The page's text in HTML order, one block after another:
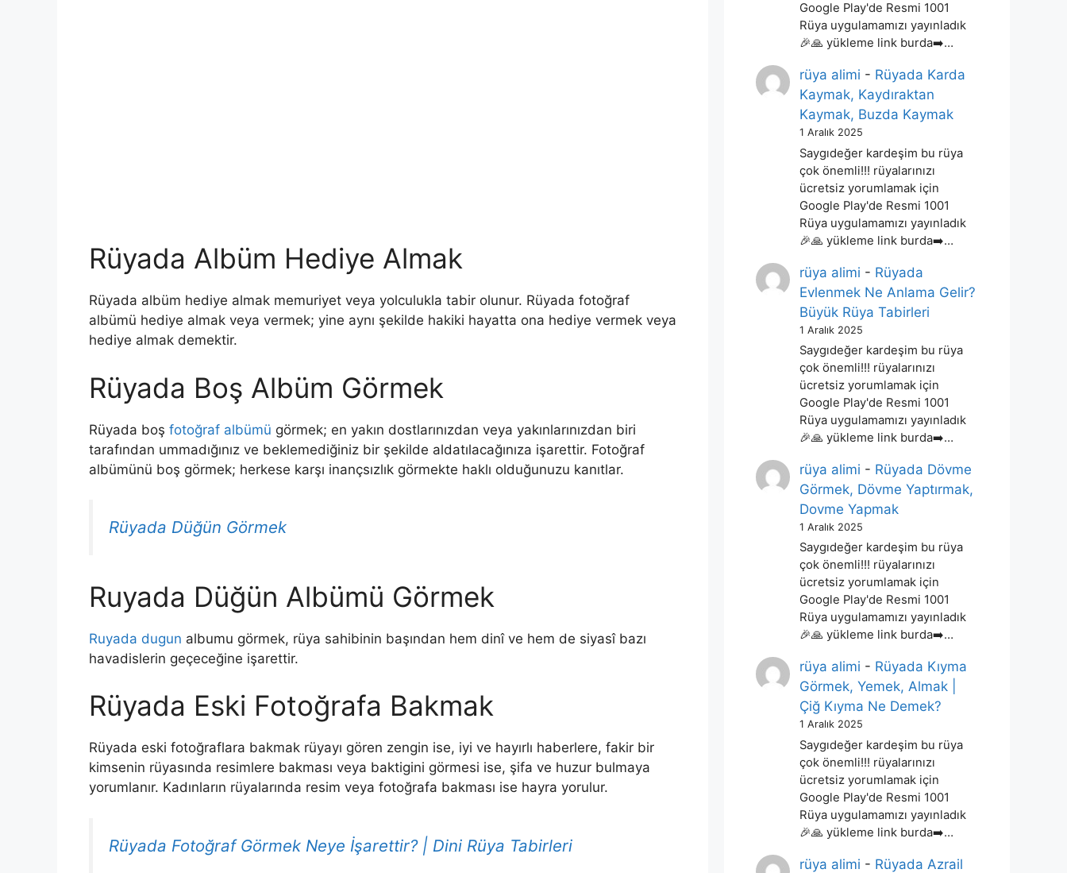
Rüyada Albüm Hediye Almak
Rüyada albüm hediye almak memuriyet veya yolculukla tabir olunur. Rüyada fotoğraf
albümü hediye almak veya vermek; yine aynı şekilde hakiki hayatta ona hediye vermek veya
hediye almak demektir.
Rüyada Boş Albüm Görmek
Rüyada boş fotoğraf albümü görmek; en yakın dostlarınızdan veya yakınlarınızdan biri
tarafından ummadığınız ve beklemediğiniz bir şekilde aldatılacağınıza işarettir. Fotoğraf
albümünü boş görmek; herkese karşı inançsızlık görmekte haklı olduğunuzu kanıtlar.
Rüyada Düğün Görmek
Ruyada Düğün Albümü Görmek
Ruyada dugun albumu görmek, rüya sahibinin başından hem dinî ve hem de siyasî bazı
havadislerin geçeceğine işarettir.
Rüyada Eski Fotoğrafa Bakmak
Rüyada eski fotoğraflara bakmak rüyayı gören zengin ise, iyi ve hayırlı haberlere, fakir bir
kimsenin rüyasında resimlere bakması veya baktigini görmesi ise, şifa ve huzur bulmaya
yorumlanır. Kadınların rüyalarında resim veya fotoğrafa bakması ise hayra yorulur.
Rüyada Fotoğraf Görmek Neye İşarettir? | Dini Rüya Tabirleri
Google Play'de Resmi 1001
Rüya uygulamamızı yayınladık
🎉🙏 yükleme link burda➡️…
rüya alimi - Rüyada Karda
Kaymak, Kaydıraktan
Kaymak, Buzda Kaymak
1 Aralık 2025
Saygıdeğer kardeşim bu rüya
çok önemli!!! rüyalarınızı
ücretsiz yorumlamak için
Google Play'de Resmi 1001
Rüya uygulamamızı yayınladık
🎉🙏 yükleme link burda➡️…
rüya alimi - Rüyada
Evlenmek Ne Anlama Gelir?
Büyük Rüya Tabirleri
1 Aralık 2025
Saygıdeğer kardeşim bu rüya
çok önemli!!! rüyalarınızı
ücretsiz yorumlamak için
Google Play'de Resmi 1001
Rüya uygulamamızı yayınladık
🎉🙏 yükleme link burda➡️…
rüya alimi - Rüyada Dövme
Görmek, Dövme Yaptırmak,
Dovme Yapmak
1 Aralık 2025
Saygıdeğer kardeşim bu rüya
çok önemli!!! rüyalarınızı
ücretsiz yorumlamak için
Google Play'de Resmi 1001
Rüya uygulamamızı yayınladık
🎉🙏 yükleme link burda➡️…
rüya alimi - Rüyada Kıyma
Görmek, Yemek, Almak |
Çiğ Kıyma Ne Demek?
1 Aralık 2025
Saygıdeğer kardeşim bu rüya
çok önemli!!! rüyalarınızı
ücretsiz yorumlamak için
Google Play'de Resmi 1001
Rüya uygulamamızı yayınladık
🎉🙏 yükleme link burda➡️…
rüya alimi - Rüyada Azrail